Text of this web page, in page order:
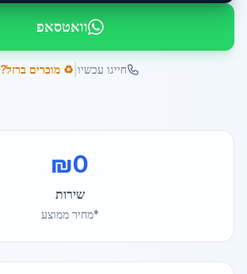
וואטסאפ
חייגו עכשיו ♻️ מוכרים ברזל?
₪0
שירות
*מחיר ממוצע